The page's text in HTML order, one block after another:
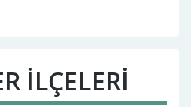
İLÇELERİ